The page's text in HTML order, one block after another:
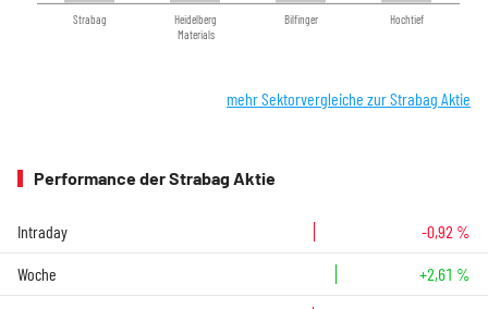
Strabag
Heidelberg
Materials
Bilfinger Hochtief
mehr Sektorvergleiche zur Strabag Aktie
Performance der Strabag Aktie
Intraday -0,92 %
Woche +2,61 %